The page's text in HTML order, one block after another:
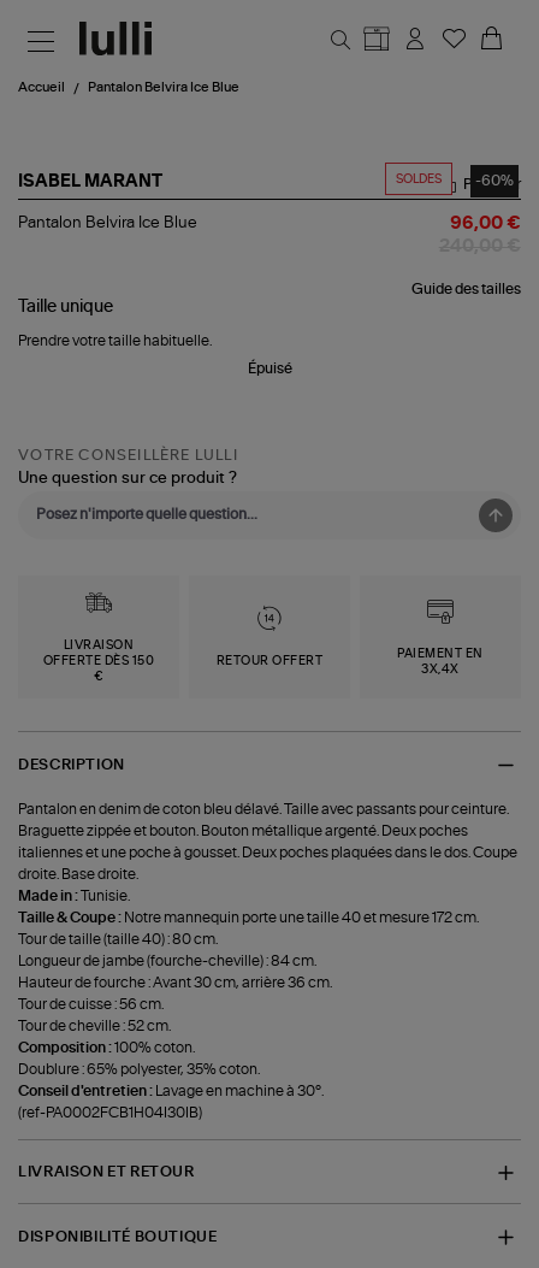
Accueil Pantalon Belvira Ice Blue
SOLDES -60%
ISABEL MARANT
Pantalon
Partager
Pantalon Belvira Ice Blue 96,00 €
Guide des tailles
Taille unique
Prendre votre taille habituelle.
Épuisé
VOTRE CONSEILLÈRE LULLI
Une question sur ce produit ?
LIVRAISON
OFFERTE DÈS 150
€
RETOUR OFFERT
PAIEMENT EN
3X,4X
DESCRIPTION
Pantalon en denim de coton bleu délavé. Taille avec passants pour ceinture.
Braguette zippée et bouton. Bouton métallique argenté. Deux poches
italiennes et une poche à gousset. Deux poches plaquées dans le dos. Coupe
droite. Base droite.
Made in :Tunisie.
Taille & Coupe : Notre mannequin porte une taille 40 et mesure 172 cm.
Tour de taille (taille 40) : 80 cm.
Longueur de jambe (fourche-cheville) : 84 cm.
Hauteur de fourche : Avant 30 cm, arrière 36 cm.
Tour de cuisse : 56 cm.
Tour de cheville : 52 cm.
Composition :100% coton.
Doublure : 65% polyester, 35% coton.
Conseil d'entretien :
Lavage en machine à 30°.
(ref-PA0002FCB1H04I30IB)
LIVRAISON ET RETOUR
DISPONIBILITÉ BOUTIQUE